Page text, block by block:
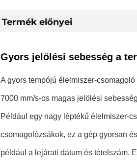
Termék előnyei
Gyors jelölési sebesség a
A gyors tempójú élelmiszer-
7000 mm/s-os magas jelölési
Például egy nagy léptékű élelmiszer-
csomagolózsákok, ez a gép gyorsan
például a lejárati dátum és tételszám.